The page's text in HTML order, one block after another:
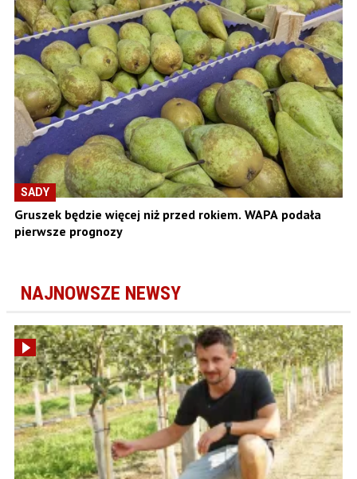
SADY
Gruszek będzie więcej niż przed rokiem. WAPA podała
pierwsze prognozy
NAJNOWSZE NEWSY